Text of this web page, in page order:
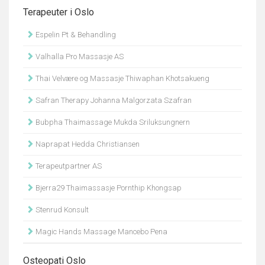
Terapeuter i Oslo
Espelin Pt & Behandling
Valhalla Pro Massasje AS
Thai Velvære og Massasje Thiwaphan Khotsakueng
Safran Therapy Johanna Malgorzata Szafran
Bubpha Thaimassage Mukda Sriluksungnern
Naprapat Hedda Christiansen
Terapeutpartner AS
Bjerra29 Thaimassasje Pornthip Khongsap
Stenrud Konsult
Magic Hands Massage Mancebo Pena
Osteopati Oslo